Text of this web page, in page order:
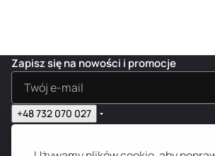
Zapisz się na nowości i promocje
+48 732 070 027
sklep@s69.pl